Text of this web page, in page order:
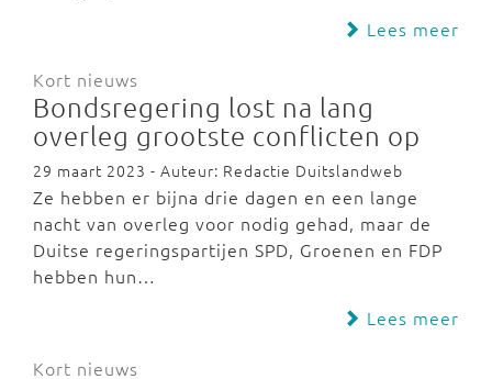
Lees meer
Kort nieuws
Bondsregering lost na lang
overleg grootste conflicten op
29 maart 2023 - Auteur: Redactie Duitslandweb
Ze hebben er bijna drie dagen en een lange
nacht van overleg voor nodig gehad, maar de
Duitse regeringspartijen SPD, Groenen en FDP
hebben hun…
Lees meer
Kort nieuws